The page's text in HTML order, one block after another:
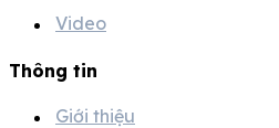
Video
Thông tin
Giới thiệu